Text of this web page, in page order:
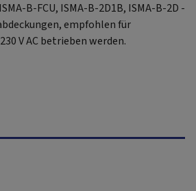
B-FCU, ISMA-B-2D1B, ISMA-B-2D -
empfohlen für
V AC betrieben werden.